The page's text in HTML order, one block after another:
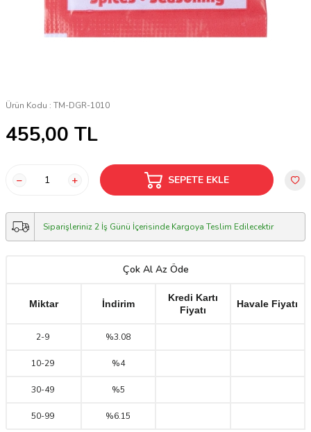
Ürün Kodu : TM-DGR-1010
455,00 TL
SEPETE EKLE
Siparişleriniz 2 İş Günü İçerisinde Kargoya Teslim Edilecektir
Çok Al Az Öde
Miktar İndirim
Kredi Kartı
Fiyatı
Havale Fiyatı
2-9 %3.08
10-29 %4
30-49 %5
50-99 %6.15